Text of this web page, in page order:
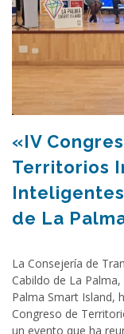
«IV
Territorios
de La
La Consejería de
Cabildo de La
Palma Smart Island,
Congreso de
un evento que ha